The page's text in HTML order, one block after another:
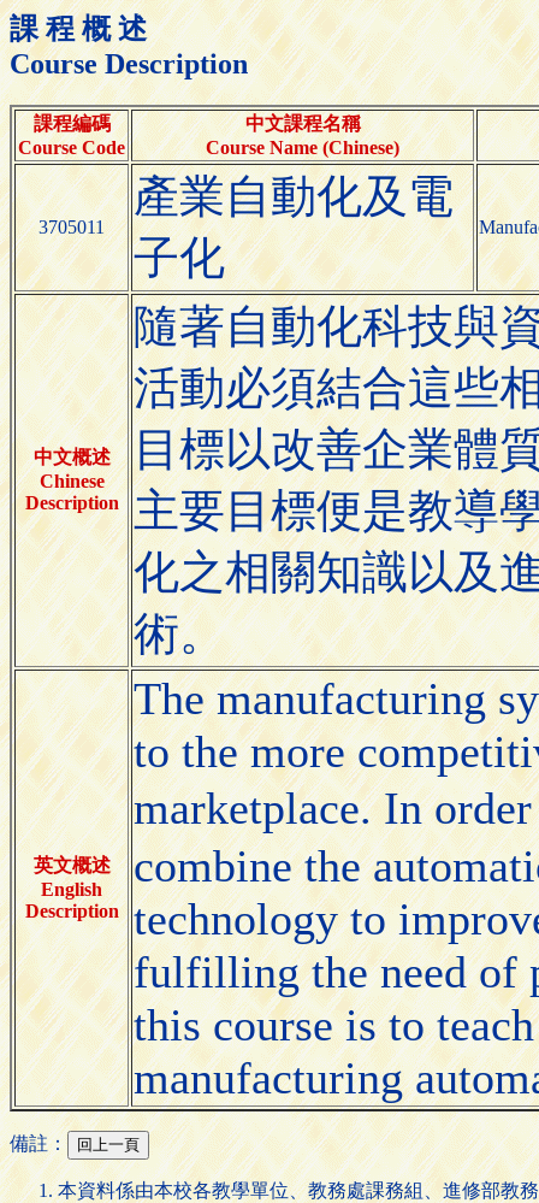
課 程 概 述
Course Description
課程編碼
Course Code
中文課程名稱
Course Name (Chinese)
3705011
產業自動化及電
子化
中文概述
Chinese
Description
隨著自動化科技與
活動必須結合這些
目標以改善企業體
主要目標便是教導
化之相關知識以及
術。
英文概述
English
Description
The manufacturing
to the more
marketplace. In
combine the
technology to
fulfilling the need of
this course is to
manufacturing
備註：
本資料係由本校各教學單位、教務處課務組、進修部教